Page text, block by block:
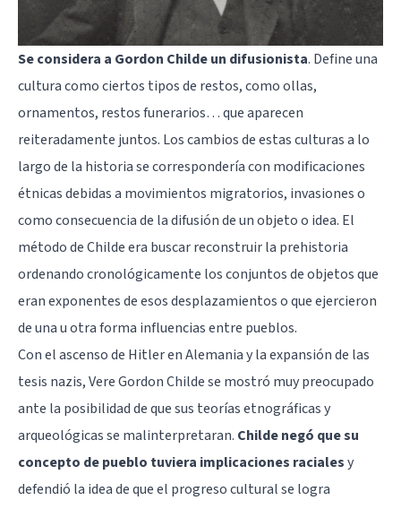
Se considera a Gordon Childe un difusionista. Define una
cultura como ciertos tipos de restos, como ollas,
ornamentos, restos funerarios… que aparecen
reiteradamente juntos. Los cambios de estas culturas a lo
largo de la historia se correspondería con modificaciones
étnicas debidas a movimientos migratorios, invasiones o
como consecuencia de la difusión de un objeto o idea. El
método de Childe era buscar reconstruir la prehistoria
ordenando cronológicamente los conjuntos de objetos que
eran exponentes de esos desplazamientos o que ejercieron
de una u otra forma influencias entre pueblos.
Con el ascenso de Hitler en Alemania y la expansión de las
tesis nazis, Vere Gordon Childe se mostró muy preocupado
ante la posibilidad de que sus teorías etnográficas y
arqueológicas se malinterpretaran. Childe negó que su
concepto de pueblo tuviera implicaciones racialesy
defendió la idea de que el progreso cultural se logra